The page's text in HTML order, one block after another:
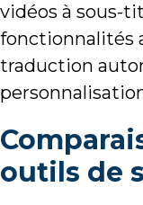
vidéos à sous-
fonctionnalités
traduction
outils de